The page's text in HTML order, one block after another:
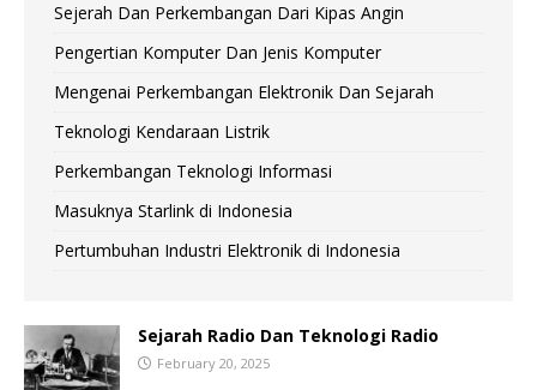
Sejerah Dan Perkembangan Dari Kipas Angin
Pengertian Komputer Dan Jenis Komputer
Mengenai Perkembangan Elektronik Dan Sejarah
Teknologi Kendaraan Listrik
Perkembangan Teknologi Informasi
Masuknya Starlink di Indonesia
Pertumbuhan Industri Elektronik di Indonesia
Sejarah Radio Dan Teknologi Radio
February 20, 2025